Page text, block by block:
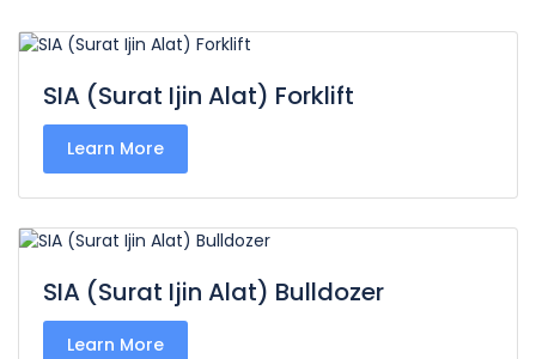
SIA (Surat Ijin Alat) Forklift
Learn More
SIA (Surat Ijin Alat) Bulldozer
Learn More